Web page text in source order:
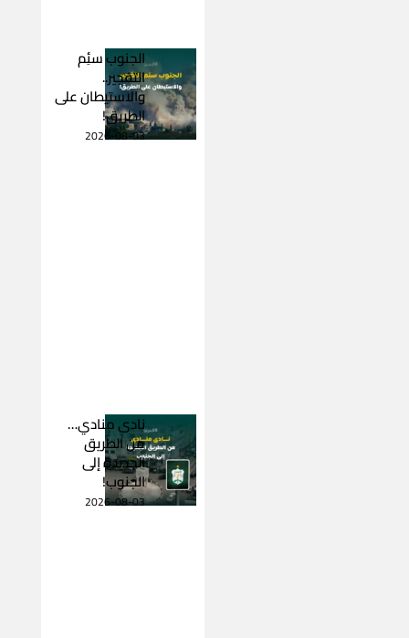
الجنوب سئِم
التفجير..
والاستيطان على
الطريق!
2026-08-03
نادى منادي…
من الطريق
الجديدة إلى
الجنوب!
2026-08-03